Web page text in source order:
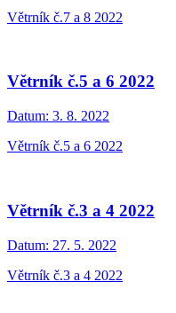
Větrník č.7 a 8 2022
Větrník č.5 a 6 2022
Datum: 3. 8. 2022
Větrník č.5 a 6 2022
Větrník č.3 a 4 2022
Datum: 27. 5. 2022
Větrník č.3 a 4 2022